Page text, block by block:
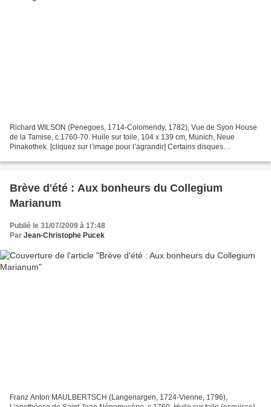
Richard WILSON (Penegoes, 1714-Colomendy, 1782), Vue de Syon House
de la Tamise, c.1760-70. Huile sur toile, 104 x 139 cm, Munich, Neue
Pinakothek. [cliquez sur l’image pour l’agrandir] Certains disques
Brève d'été : Aux bonheurs du Collegium
Marianum
Publié le 31/07/2009 à 17:48
Par Jean-Christophe Pucek
Franz Anton MAULBERTSCH (Langenargen, 1724-Vienne, 1796),